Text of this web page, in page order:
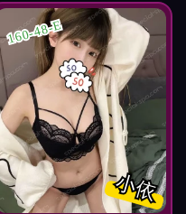
小依
160-48-E